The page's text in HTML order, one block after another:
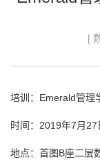
[
培训：Emerald管理
时间：2019年7月
地点：首图B座二层